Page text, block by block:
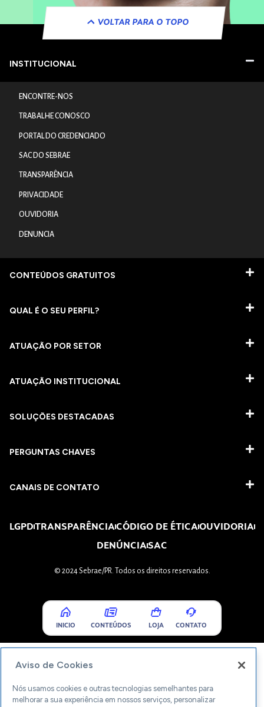
VOLTAR PARA O TOPO
INSTITUCIONAL
ENCONTRE-NOS
TRABALHE CONOSCO
PORTAL DO CREDENCIADO
SAC DO SEBRAE
TRANSPARÊNCIA
PRIVACIDADE
OUVIDORIA
DENUNCIA
CONTEÚDOS GRATUITOS
QUAL É O SEU PERFIL?
ATUAÇÃO POR SETOR
ATUAÇÃO INSTITUCIONAL
SOLUÇÕES DESTACADAS
PERGUNTAS CHAVES​
CANAIS DE CONTATO
LGPDTRANSPARÊNCIACÓDIGO DE ÉTICAOUVIDORIA
DENÚNCIASAC
© 2024 Sebrae/PR. Todos os direitos reservados.
INICIO CONTEÚDOS LOJA CONTATO
Aviso de Cookies
Nós usamos cookies e outras tecnologias semelhantes para
melhorar a sua experiência em nossos serviços, personalizar